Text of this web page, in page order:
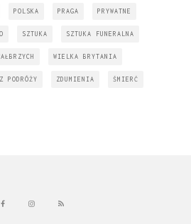
POLSKA PRAGA PRYWATNE
SZTUKA SZTUKA FUNERALNA
WIELKA BRYTANIA
ZDUMIENIA ŚMIERĆ